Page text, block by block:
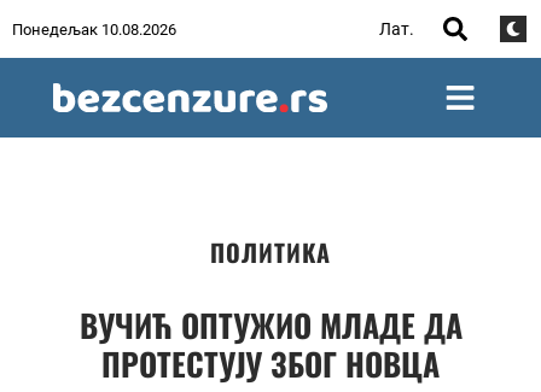
Понедељак 10.08.2026 Лат.
ПОЛИТИКА
ВУЧИЋ ОПТУЖИО МЛАДЕ ДА
ПРОТЕСТУЈУ ЗБОГ НОВЦА